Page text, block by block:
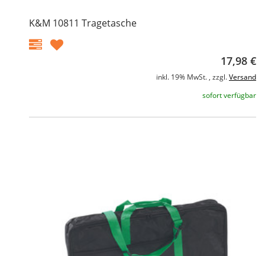
K&M 10811 Tragetasche
17,98 €
inkl. 19% MwSt. , zzgl. Versand
sofort verfügbar